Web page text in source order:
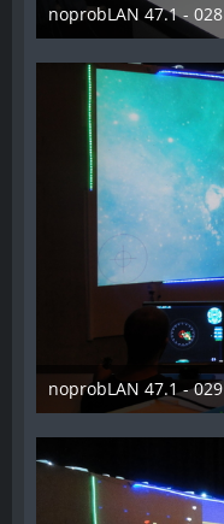
noprobLAN 47.1 - 028
26. Oktober 2014
noprobLAN 47.1 - 029
26. Oktober 2014